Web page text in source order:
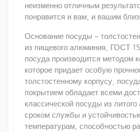
неизменно отличным
понравится и вам, и вашим
Основание посуды –
из пищевого алюминия, ГОСТ
посуда производится методом
которое придает особую
толстостенному корпусу,
покрытием обладает всеми
классической посуды из
сроком службы и
температурам, способностью